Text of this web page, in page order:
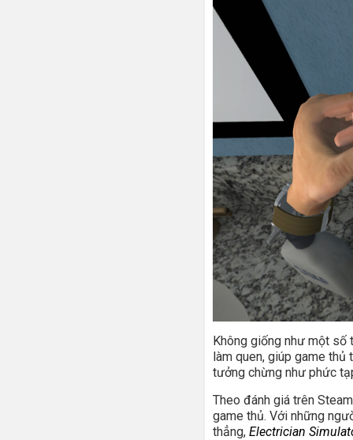
Không giống như một số
làm quen, giúp game
tưởng chừng như phức
Theo đánh giá trên
game thủ. Với những
thẳng, Electrician